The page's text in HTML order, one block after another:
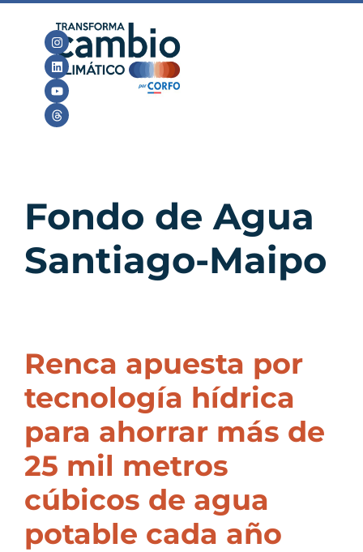
Fondo de Agua
Santiago-Maipo
Renca apuesta por
tecnología hídrica
para ahorrar más de
25 mil metros
cúbicos de agua
potable cada año